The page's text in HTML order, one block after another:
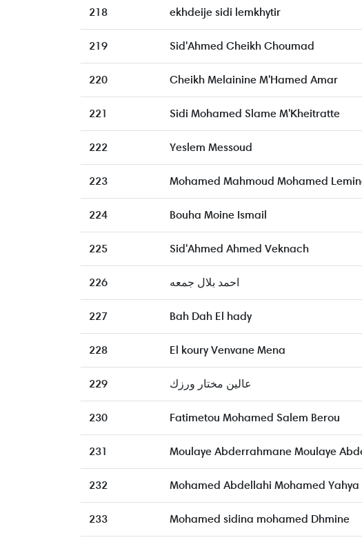
218 ekhdeije sidi lemkhytir
219 Sid'Ahmed Cheikh Choumad
220 Cheikh Melainine M'Hamed Amar
221 Sidi Mohamed Slame M'Kheitratte
222 Yeslem Messoud
223 Mohamed Mahmoud Mohamed
224 Bouha Moine Ismail
225 Sid'Ahmed Ahmed Veknach
226 احمد بلال جمعه
227 Bah Dah El hady
228 El koury Venvane Mena
229 عالين مختار ورزك
230 Fatimetou Mohamed Salem Berou
231 Moulaye Abderrahmane Moulaye
232 Mohamed Abdellahi Mohamed
233 Mohamed sidina mohamed Dhmine